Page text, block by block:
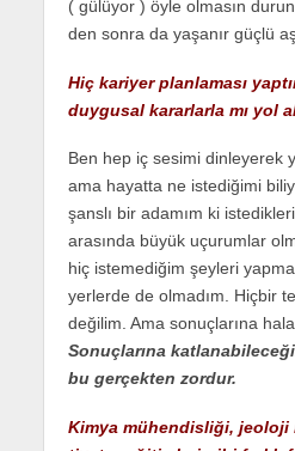
( gülüyor ) öyle olmasın
den sonra da yaşanır güçlü
Hiç kariyer planlaması
duygusal kararlarla mı yol
Ben hep iç sesimi dinleyerek
ama hayatta ne istediğimi
şanslı bir adamım ki
arasında büyük uçurumlar
hiç istemediğim şeyleri
yerlerde de olmadım. Hiçbir
değilim. Ama sonuçlarına
Sonuçlarına
bu gerçekten zordur.
Kimya mühendisliği, jeoloji